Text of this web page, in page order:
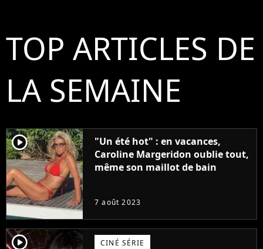
TOP ARTICLES DE
LA SEMAINE
player2
"Un été hot" : en vacances,
Caroline Margeridon oublie tout,
même son maillot de bain
7 août 2023
player2 CINÉ SÉRIE